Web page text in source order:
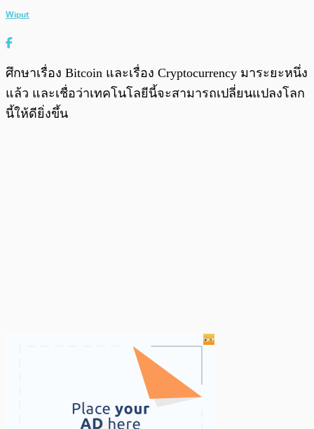
Wiput
ศึกษาเรื่อง Bitcoin และเรื่อง Cryptocurrency มาระยะหนึ่ง
แล้ว และเชื่อว่าเทคโนโลยีนี้จะสามารถเปลี่ยนแปลงโลก
นี้ให้ดียิ่งขึ้น